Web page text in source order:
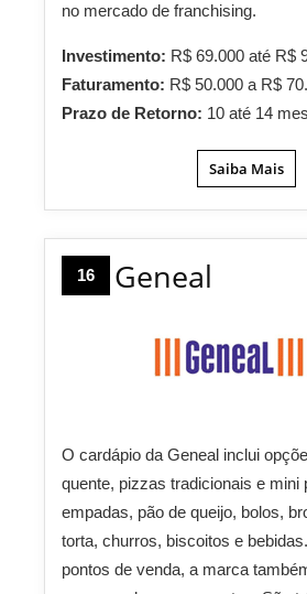
no mercado de franchising.
Investimento: R$ 69.000 até R$
Faturamento: R$ 50.000 a R$
Prazo de Retorno: 10 até 14
Saiba Mais
16 Geneal
O cardápio da Geneal inclui
quente, pizzas tradicionais e mini
empadas, pão de queijo, bolos,
torta, churros, biscoitos e
pontos de venda, a marca